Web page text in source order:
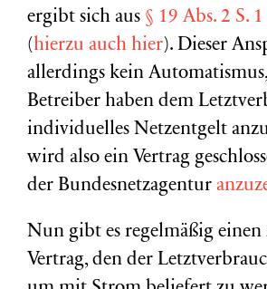
ergibt sich aus § 19 Abs. 2 S.
(hierzu auch hier). Dieser
allerdings kein
Betreiber haben dem
individuelles Netzentgelt
wird also ein Vertrag
der Bundesnetzagentur
Nun gibt es regelmäßig einen
Vertrag, den der